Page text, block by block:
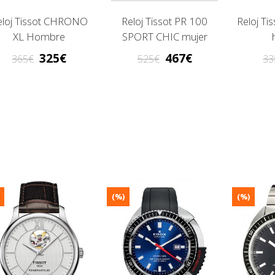
Tissot CHRONO
XL Hombre
365 325
Reloj Tissot PR 100
SPORT CHIC mujer
525 467
Reloj
(%) (%)